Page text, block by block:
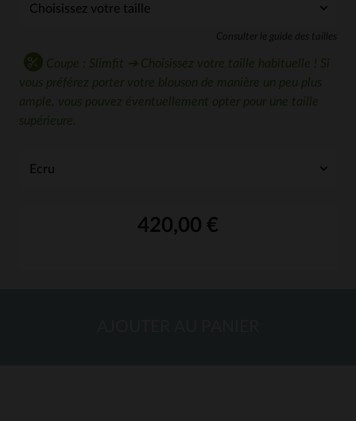
Consulter le guide des tailles
Coupe : Slimfit ➔ Choisissez votre taille habituelle ! Si
vous préférez porter votre blouson de manière un peu plus
ample, vous pouvez éventuellement opter pour une taille
supérieure.
420,00 €